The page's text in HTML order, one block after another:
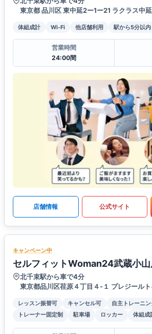
東京都 品川区 東中延2ー1ー21 ラクラス中
体組成計 Wi-Fi 他店舗利用 駅から5分以内
営業時間
24:00間
店舗情報 公式サイト
キャンペーン中
セルフィットWoman24武蔵小
北千束駅から車で4分
東京都品川区荏原４丁目４-１ プレジールト
レッスン振替可 キャンセル可
自主トレーニ
トレーナー固定制
駐車場 ロッカー 体組成